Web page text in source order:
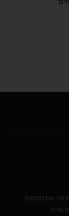
את מוזמנת
שלנו!